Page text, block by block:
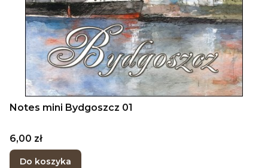
Notes mini Bydgoszcz 01
Cena
6,00 zł
Do koszyka